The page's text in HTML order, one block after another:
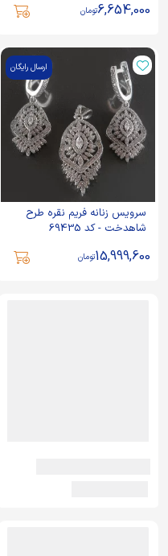
6,654,000تومان
ارسال رایگان
سرویس زنانه فریم نقره طرح
شاهدخت - کد 69435
15,999,600تومان